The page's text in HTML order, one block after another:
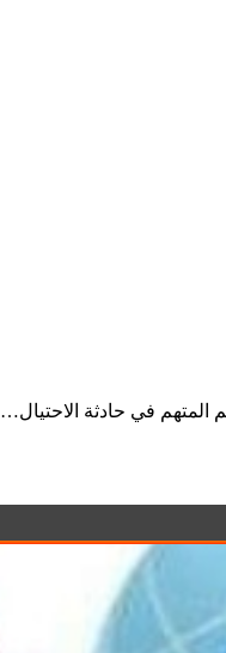
المتهم في حادثة الاحتيال…